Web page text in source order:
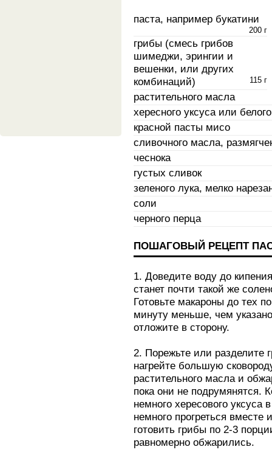
паста, например букатини
200 г
грибы (смесь грибов
шимеджи, эрингии и
вешенки, или других
комбинаций)
115 г
растительного масла
хересного уксуса или
красной пасты мисо
сливочного масла,
чеснока
густых сливок
зеленого лука, мелко
соли
черного перца
ПОШАГОВЫЙ РЕЦЕПТ
1. Доведите воду до
станет почти такой же
Готовьте макароны до тех
минуту меньше, чем
отложите в сторону.
2. Порежьте или разделите
нагрейте большую
растительного масла и
пока они не подрумянятся.
немного хересового уксуса
немного прогреться вместе
готовить грибы по 2-3
равномерно обжарились.